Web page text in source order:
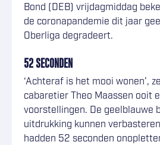
Bond (DEB) vrijdagmiddag
de coronapandemie dit jaar
Oberliga degradeert.
52 SECONDEN
‘Achteraf is het mooi wonen’,
cabaretier Theo Maassen ooit
voorstellingen. De geelblauwe
uitdrukking kunnen
hadden 52 seconden